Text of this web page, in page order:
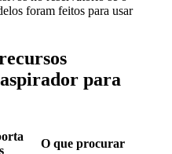
foram feitos para usar
para
O que procurar